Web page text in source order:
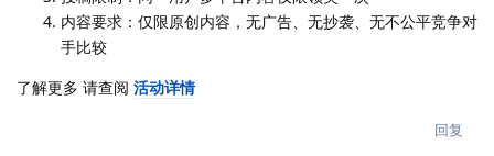
内容要求：仅限原创内容，无广告、无抄袭、无不公平竞争对
手比较
了解更多 请查阅 活动详情
回复